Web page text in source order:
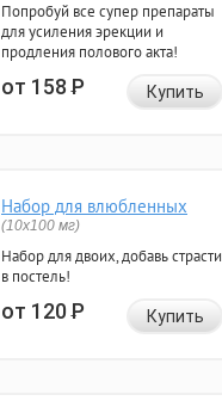
Попробуй все супер препараты
для усиления эрекции и
продления полового акта!
от 158Р Купить
Набор для влюбленных
(10х100 мг)
Набор для двоих, добавь страсти
в постель!
от 120Р Купить